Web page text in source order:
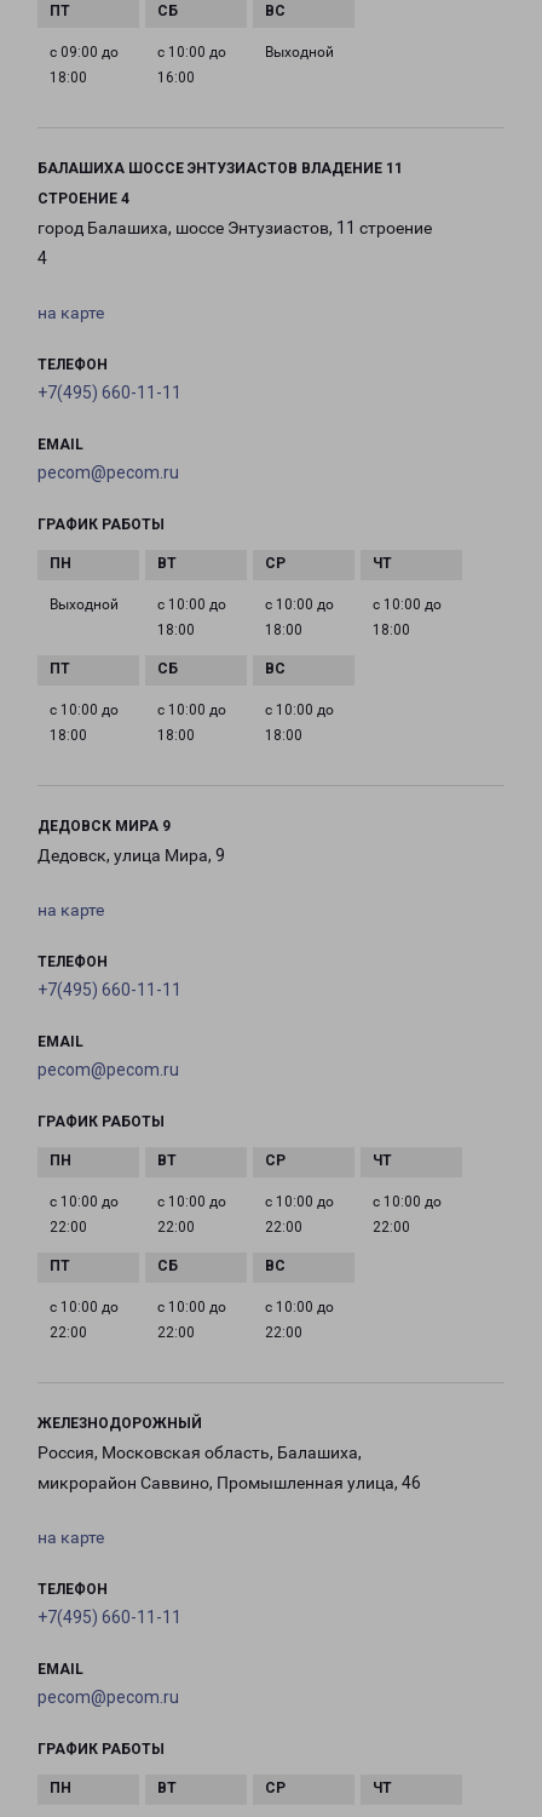
с 09:00 до
18:00
с 10:00 до
16:00
Выходной
БАЛАШИХА ШОССЕ ЭНТУЗИАСТОВ ВЛАДЕНИЕ 11
СТРОЕНИЕ 4
город Балашиха, шоссе Энтузиастов, 11 строение
4
на карте
ТЕЛЕФОН
+7(495) 660-11-11
EMAIL
pecom@pecom.ru
ГРАФИК РАБОТЫ
Выходной
с 10:00 до
18:00
с 10:00 до
18:00
с 10:00 до
18:00
с 10:00 до
18:00
с 10:00 до
18:00
с 10:00 до
18:00
ДЕДОВСК МИРА 9
Дедовск, улица Мира, 9
на карте
ТЕЛЕФОН
+7(495) 660-11-11
EMAIL
pecom@pecom.ru
ГРАФИК РАБОТЫ
с 10:00 до
22:00
с 10:00 до
22:00
с 10:00 до
22:00
с 10:00 до
22:00
с 10:00 до
22:00
с 10:00 до
22:00
с 10:00 до
22:00
ЖЕЛЕЗНОДОРОЖНЫЙ
Россия, Московская область, Балашиха,
микрорайон Саввино, Промышленная улица, 46
на карте
ТЕЛЕФОН
+7(495) 660-11-11
EMAIL
pecom@pecom.ru
ГРАФИК РАБОТЫ